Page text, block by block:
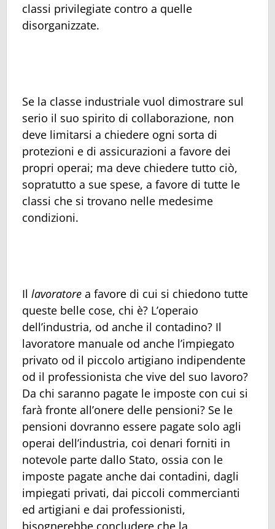
classi privilegiate contro a quelle
disorganizzate.
Se la classe industriale vuol dimostrare sul
serio il suo spirito di collaborazione, non
deve limitarsi a chiedere ogni sorta di
protezioni e di assicurazioni a favore dei
propri operai; ma deve chiedere tutto ciò,
sopratutto a sue spese, a favore di tutte le
classi che si trovano nelle medesime
condizioni.
Il lavoratore a favore di cui si chiedono tutte
queste belle cose, chi è? L’operaio
dell’industria, od anche il contadino? Il
lavoratore manuale od anche l’impiegato
privato od il piccolo artigiano indipendente
od il professionista che vive del suo lavoro?
Da chi saranno pagate le imposte con cui si
farà fronte all’onere delle pensioni? Se le
pensioni dovranno essere pagate solo agli
operai dell’industria, coi denari forniti in
notevole parte dallo Stato, ossia con le
imposte pagate anche dai contadini, dagli
impiegati privati, dai piccoli commercianti
ed artigiani e dai professionisti,
bisognerebbe concludere che la